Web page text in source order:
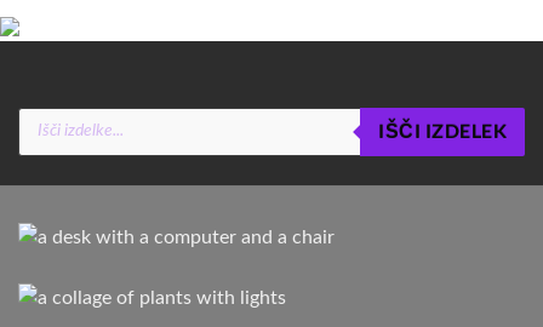
Products
search
IŠČI IZDELEK